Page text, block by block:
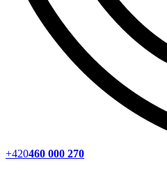
+420460 000 270